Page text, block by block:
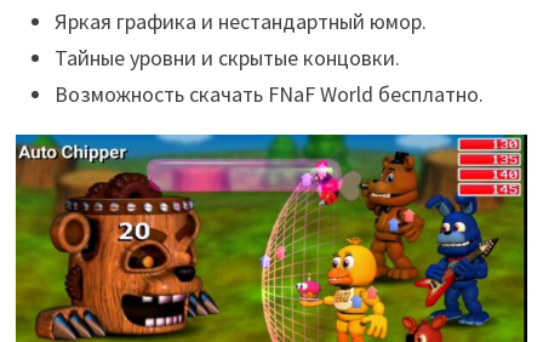
Яркая графика и нестандартный юмор.
Тайные уровни и скрытые концовки.
Возможность скачать FNaF World бесплатно.